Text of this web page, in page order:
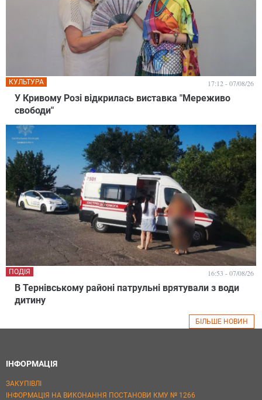
У Кривому Розі відкрилась виставка "Мереживо
свободи"
КУЛЬТУРА 17:12 - 07/08/26
В Тернівському районі патрульні врятували з води
дитину
ПОДІЯ 16:53 - 07/08/26
БІЛЬШЕ НОВИН
ІНФОРМАЦІЯ
ЗАКУПІВЛІ
ІНФОРМАЦІЯ НА ВИКОНАННЯ ПОСТАНОВИ КМУ № 1266